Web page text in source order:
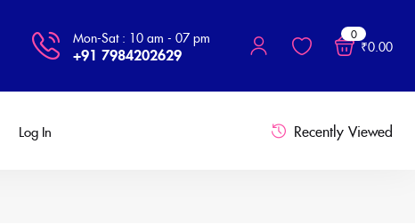
Mon-Sat : 10 am - 07 pm
+91 7984202629
0
₹0.00
Log In Recently Viewed